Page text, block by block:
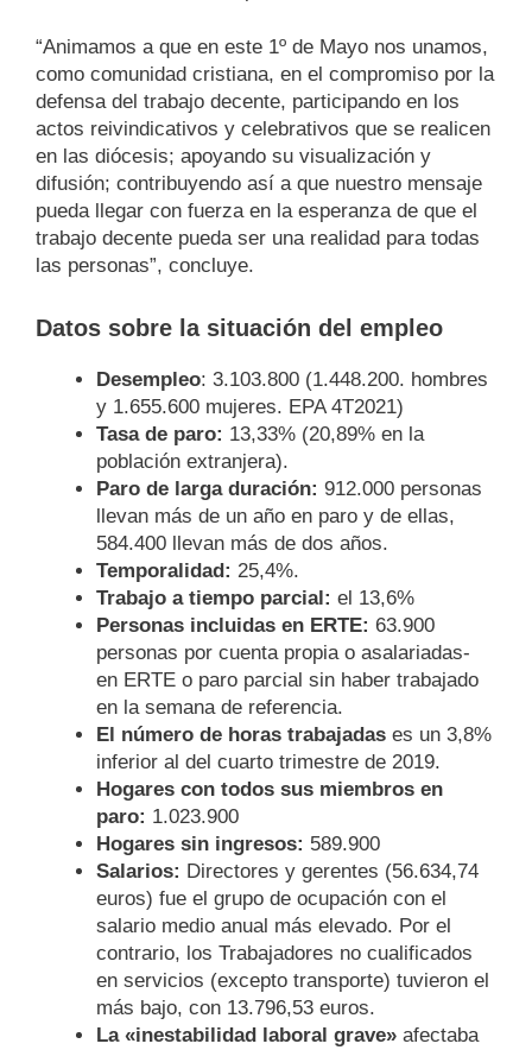
“Animamos a que en este 1º de Mayo nos unamos,
como comunidad cristiana, en el compromiso por la
defensa del trabajo decente, participando en los
actos reivindicativos y celebrativos que se realicen
en las diócesis; apoyando su visualización y
difusión; contribuyendo así a que nuestro mensaje
pueda llegar con fuerza en la esperanza de que el
trabajo decente pueda ser una realidad para todas
las personas”, concluye.
Datos sobre la situación del empleo
Desempleo: 3.103.800 (1.448.200. hombres
y 1.655.600 mujeres. EPA 4T2021)
Tasa de paro: 13,33% (20,89% en la
población extranjera).
Paro de larga duración: 912.000 personas
llevan más de un año en paro y de ellas,
584.400 llevan más de dos años.
Temporalidad: 25,4%.
Trabajo a tiempo parcial: el 13,6%
Personas incluidas en ERTE: 63.900
personas por cuenta propia o asalariadas-
en ERTE o paro parcial sin haber trabajado
en la semana de referencia.
El número de horas trabajadas es un 3,8%
inferior al del cuarto trimestre de 2019.
Hogares con todos sus miembros en
paro: 1.023.900
Hogares sin ingresos: 589.900
Salarios: Directores y gerentes (56.634,74
euros) fue el grupo de ocupación con el
salario medio anual más elevado. Por el
contrario, los Trabajadores no cualificados
en servicios (excepto transporte) tuvieron el
más bajo, con 13.796,53 euros.
La «inestabilidad laboral grave» afectaba